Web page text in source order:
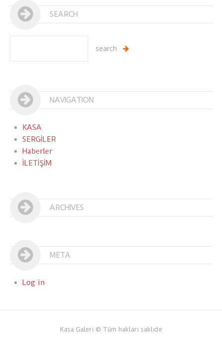
SEARCH
NAVIGATION
KASA
SERGİLER
Haberler
İLETİŞİM
ARCHIVES
META
Log in
Kasa Galeri © Tüm hakları saklıdır